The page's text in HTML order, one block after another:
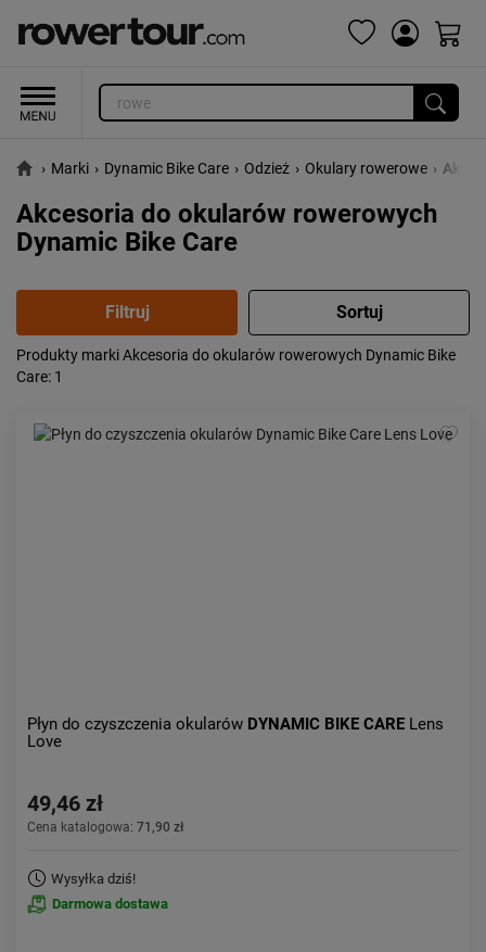
› Marki › Dynamic Bike Care › Odzież › Okulary rowerowe ›
Akcesoria do okularów rowerowych
Dynamic Bike Care
Popularność:
największa
Kolejność:
Produkty marki Akcesoria do okularów rowerowych Dynamic Bike
Care: 1
Płyn do czyszczenia okularów DYNAMIC BIKE CARE Lens
Love
49,46 zł
Cena katalogowa: 71,90 zł
Wysyłka dziś!
Darmowa dostawa